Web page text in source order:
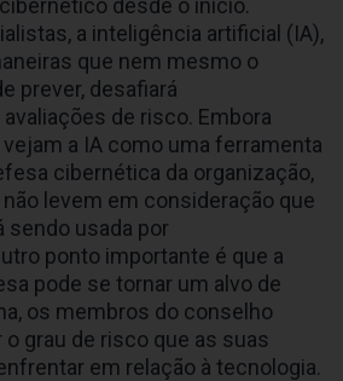
desde o início.
a inteligência artificial (IA),
que nem mesmo o
prever, desafiará
de risco. Embora
a IA como uma ferramenta
cibernética da organização,
levem em consideração que
sendo usada por
ponto importante é que a
pode se tornar um alvo de
os membros do conselho
grau de risco que as suas
em relação à tecnologia.